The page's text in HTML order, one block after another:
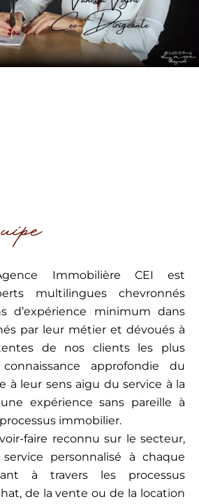
Immobilière CEI est
multilingues chevronnés
d’expérience minimum dans
par leur métier et dévoués à
de nos clients les plus
approfondie du
à leur sens aigu du service à la
expérience sans pareille à
immobilier.
faire reconnu sur le secteur,
personnalisé à chaque
à travers les processus
de la vente ou de la location